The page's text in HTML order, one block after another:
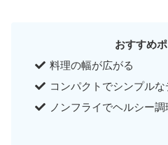
おすすめ
料理の幅が広がる
コンパクトでシンプルな
ノンフライでヘルシー調